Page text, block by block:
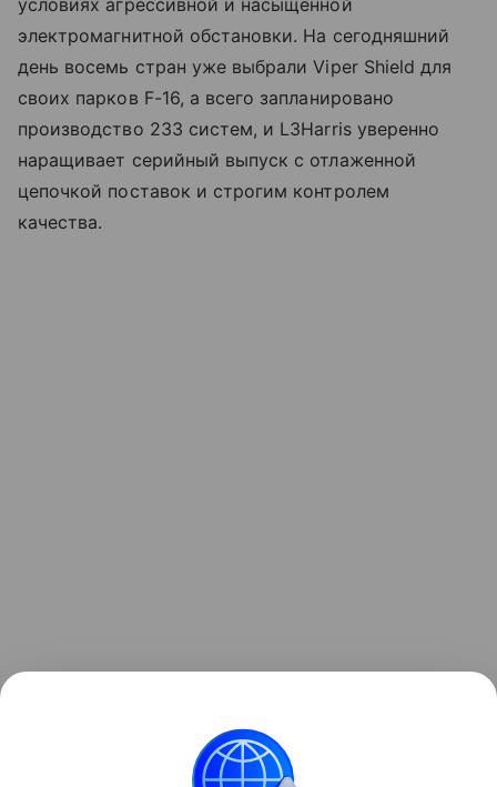
условиях агрессивной и насыщенной
электромагнитной обстановки. На сегодняшний
день восемь стран уже выбрали Viper Shield для
своих парков F-16, а всего запланировано
производство 233 систем, и L3Harris уверенно
наращивает серийный выпуск с отлаженной
цепочкой поставок и строгим контролем
качества.
создали 4-тонный РЭБ-беспилотник CA-1EA.